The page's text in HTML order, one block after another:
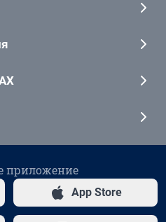
приложение
App Store